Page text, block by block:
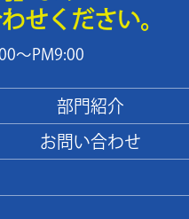
せください。
～PM9:00
部門紹介
お問い合わせ